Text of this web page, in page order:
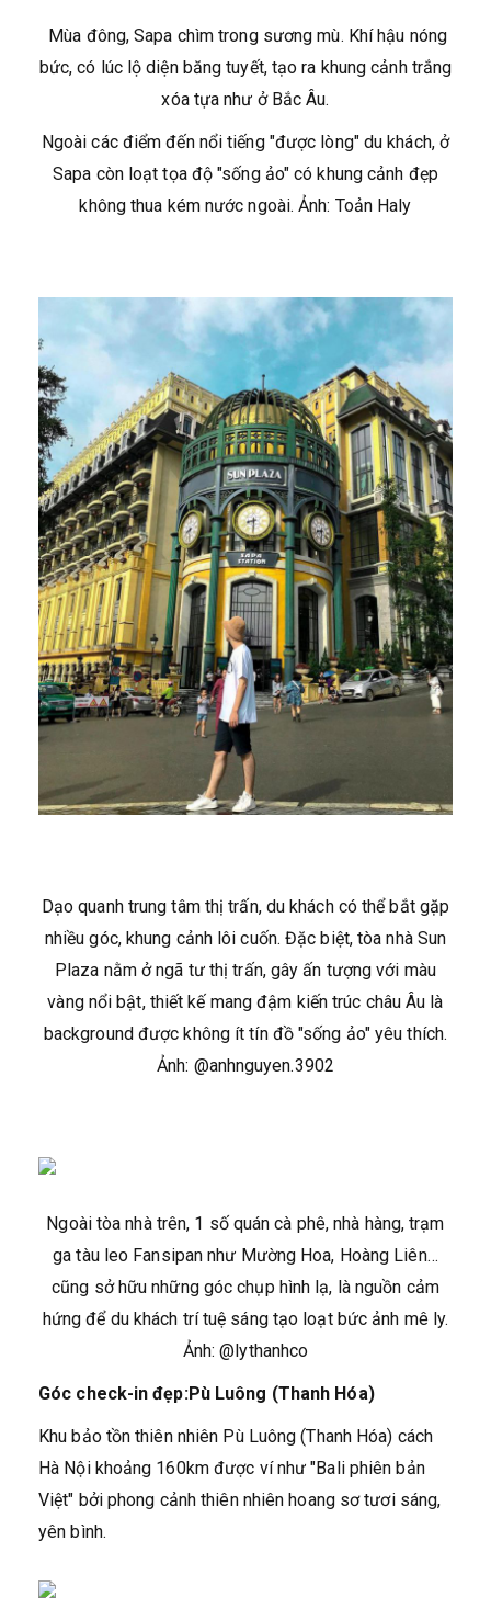
Mùa đông, Sapa chìm trong sương mù. Khí hậu nóng
bức, có lúc lộ diện băng tuyết, tạo ra khung cảnh trắng
xóa tựa như ở Bắc Âu.
Ngoài các điểm đến nổi tiếng "được lòng" du khách, ở
Sapa còn loạt tọa độ "sống ảo" có khung cảnh đẹp
không thua kém nước ngoài. Ảnh: Toản Haly
Dạo quanh trung tâm thị trấn, du khách có thể bắt gặp
nhiều góc, khung cảnh lôi cuốn. Đặc biệt, tòa nhà Sun
Plaza nằm ở ngã tư thị trấn, gây ấn tượng với màu
vàng nổi bật, thiết kế mang đậm kiến trúc châu Âu là
background được không ít tín đồ "sống ảo" yêu thích.
Ảnh: @anhnguyen.3902
Ngoài tòa nhà trên, 1 số quán cà phê, nhà hàng, trạm
ga tàu leo Fansipan như Mường Hoa, Hoàng Liên…
cũng sở hữu những góc chụp hình lạ, là nguồn cảm
hứng để du khách trí tuệ sáng tạo loạt bức ảnh mê ly.
Ảnh: @lythanhco
Góc check-in đẹp:Pù Luông (Thanh Hóa)
Khu bảo tồn thiên nhiên Pù Luông (Thanh Hóa) cách
Hà Nội khoảng 160km được ví như "Bali phiên bản
Việt" bởi phong cảnh thiên nhiên hoang sơ tươi sáng,
yên bình.